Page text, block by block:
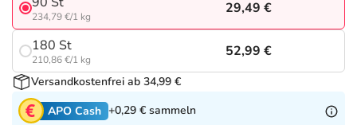
Tierapotheke
Vitamine & Mineralstoffe
Salus Deals
234,79 €/1 kg
29,49 €
180 St
210,86 €/1 kg
52,99 €
Versandkostenfrei ab 34,99 €
APO Cash +0,29 € sammeln